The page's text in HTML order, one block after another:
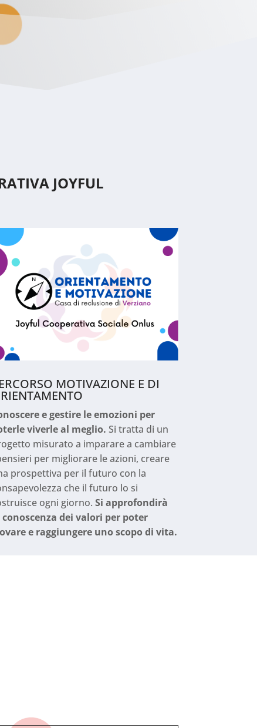
JOYFUL
MOTIVAZIONE E DI
e gestire le emozioni per
viverle al meglio. Si tratta di un
misurato a imparare a cambiare
per migliorare le azioni, creare
prospettiva per il futuro con la
che il futuro lo si
ogni giorno. Si approfondirà
conoscenza dei valori per poter
e raggiungere uno scopo di vita.